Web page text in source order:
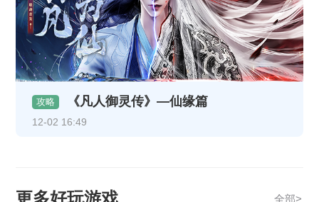
攻略 《凡人御灵传》—仙缘篇
12-02 16:49
全部>